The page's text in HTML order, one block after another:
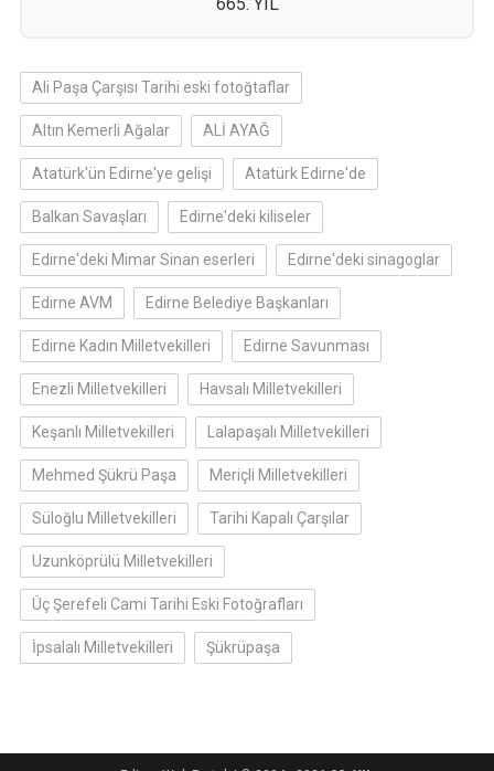
Ali Paşa Çarşısı Tarihi eski fotoğtaflar
Altın Kemerli Ağalar ALİ AYAĞ
Atatürk'ün Edirne'ye gelişi Atatürk Edirne'de
Balkan Savaşları Edirne'deki kiliseler
Edirne'deki Mimar Sinan eserleri Edirne'deki sinagoglar
Edirne AVM Edirne Belediye Başkanları
Edirne Kadın Milletvekilleri Edirne Savunması
Enezli Milletvekilleri Havsalı Milletvekilleri
Keşanlı Milletvekilleri Lalapaşalı Milletvekilleri
Mehmed Şükrü Paşa Meriçli Milletvekilleri
Süloğlu Milletvekilleri Tarihi Kapalı Çarşılar
Uzunköprülü Milletvekilleri
Üç Şerefeli Cami Tarihi Eski Fotoğrafları
İpsalalı Milletvekilleri Şükrüpaşa